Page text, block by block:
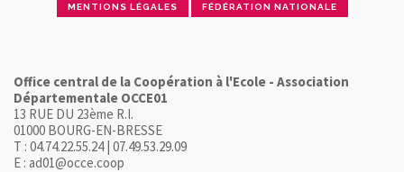
MENTIONS LÉGALES FÉDÉRATION NATIONALE
Office central de la Coopération à l'Ecole - Association
Départementale OCCE01
13 RUE DU 23ème R.I.
01000 BOURG-EN-BRESSE
T : 04.74.22.55.24 | 07.49.53.29.09
E : ad01@occe.coop